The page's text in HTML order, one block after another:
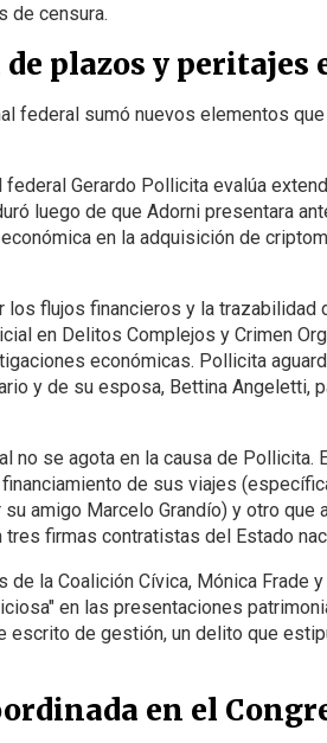
de censura.
plazos y peritajes
federal sumó nuevos elementos
federal Gerardo Pollicita evalúa
luego de que Adorni presentara
en la adquisición de
los flujos financieros y la
en Delitos Complejos y Crimen
económicas. Pollicita
y de su esposa, Bettina Angeletti,
no se agota en la causa de Pollicita.
de sus viajes
amigo Marcelo Grandío) y otro que
firmas contratistas del Estado
de la Coalición Cívica, Mónica Frade
en las presentaciones
escrito de gestión, un delito que
en el